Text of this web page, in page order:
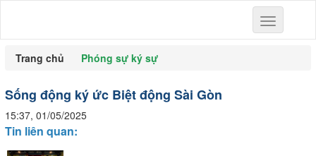
Toggle
navigation
Trang chủ
Phóng sự ký sự
Sống động ký ức Biệt động Sài Gòn
15:37, 01/05/2025
Tin liên quan: